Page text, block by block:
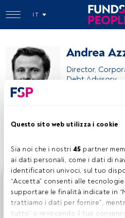
Questo sito web utilizza i cookie
Sia noi che i nostri 45 partner
ai dati personali, come i dati di
identificatori univoci, sul tuo
“Accetta” consenti alle
supportare le finalità indicate in
trattiamo i dati per fornire”,
tutto” o revocando il tuo
IT
Andrea
Director,
Debt Advisory
Condividi:
Questo è un articolo riservato agli
sei già registrato, accedi tramite il
hai ancora un account, ti
tutti i contenuti che FundsPeople